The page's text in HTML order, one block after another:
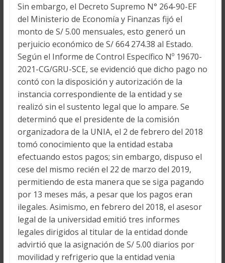
Sin embargo, el Decreto Supremo N° 264-90-EF
del Ministerio de Economía y Finanzas fijó el
monto de S/ 5.00 mensuales, esto generó un
perjuicio económico de S/ 664 274.38 al Estado.
Según el Informe de Control Específico Nº 19670-
2021-CG/GRU-SCE, se evidenció que dicho pago no
contó con la disposición y autorización de la
instancia correspondiente de la entidad y se
realizó sin el sustento legal que lo ampare. Se
determinó que el presidente de la comisión
organizadora de la UNIA, el 2 de febrero del 2018
tomó conocimiento que la entidad estaba
efectuando estos pagos; sin embargo, dispuso el
cese del mismo recién el 22 de marzo del 2019,
permitiendo de esta manera que se siga pagando
por 13 meses más, a pesar que los pagos eran
ilegales. Asimismo, en febrero del 2018, el asesor
legal de la universidad emitió tres informes
legales dirigidos al titular de la entidad donde
advirtió que la asignación de S/ 5.00 diarios por
movilidad y refrigerio que la entidad venia